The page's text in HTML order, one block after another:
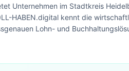
Unternehmen im Stadtkreis
HABEN.digital kennt die
Lohn- und